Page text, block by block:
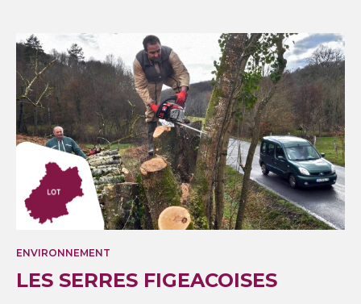
ENVIRONNEMENT
LES SERRES FIGEACOISES